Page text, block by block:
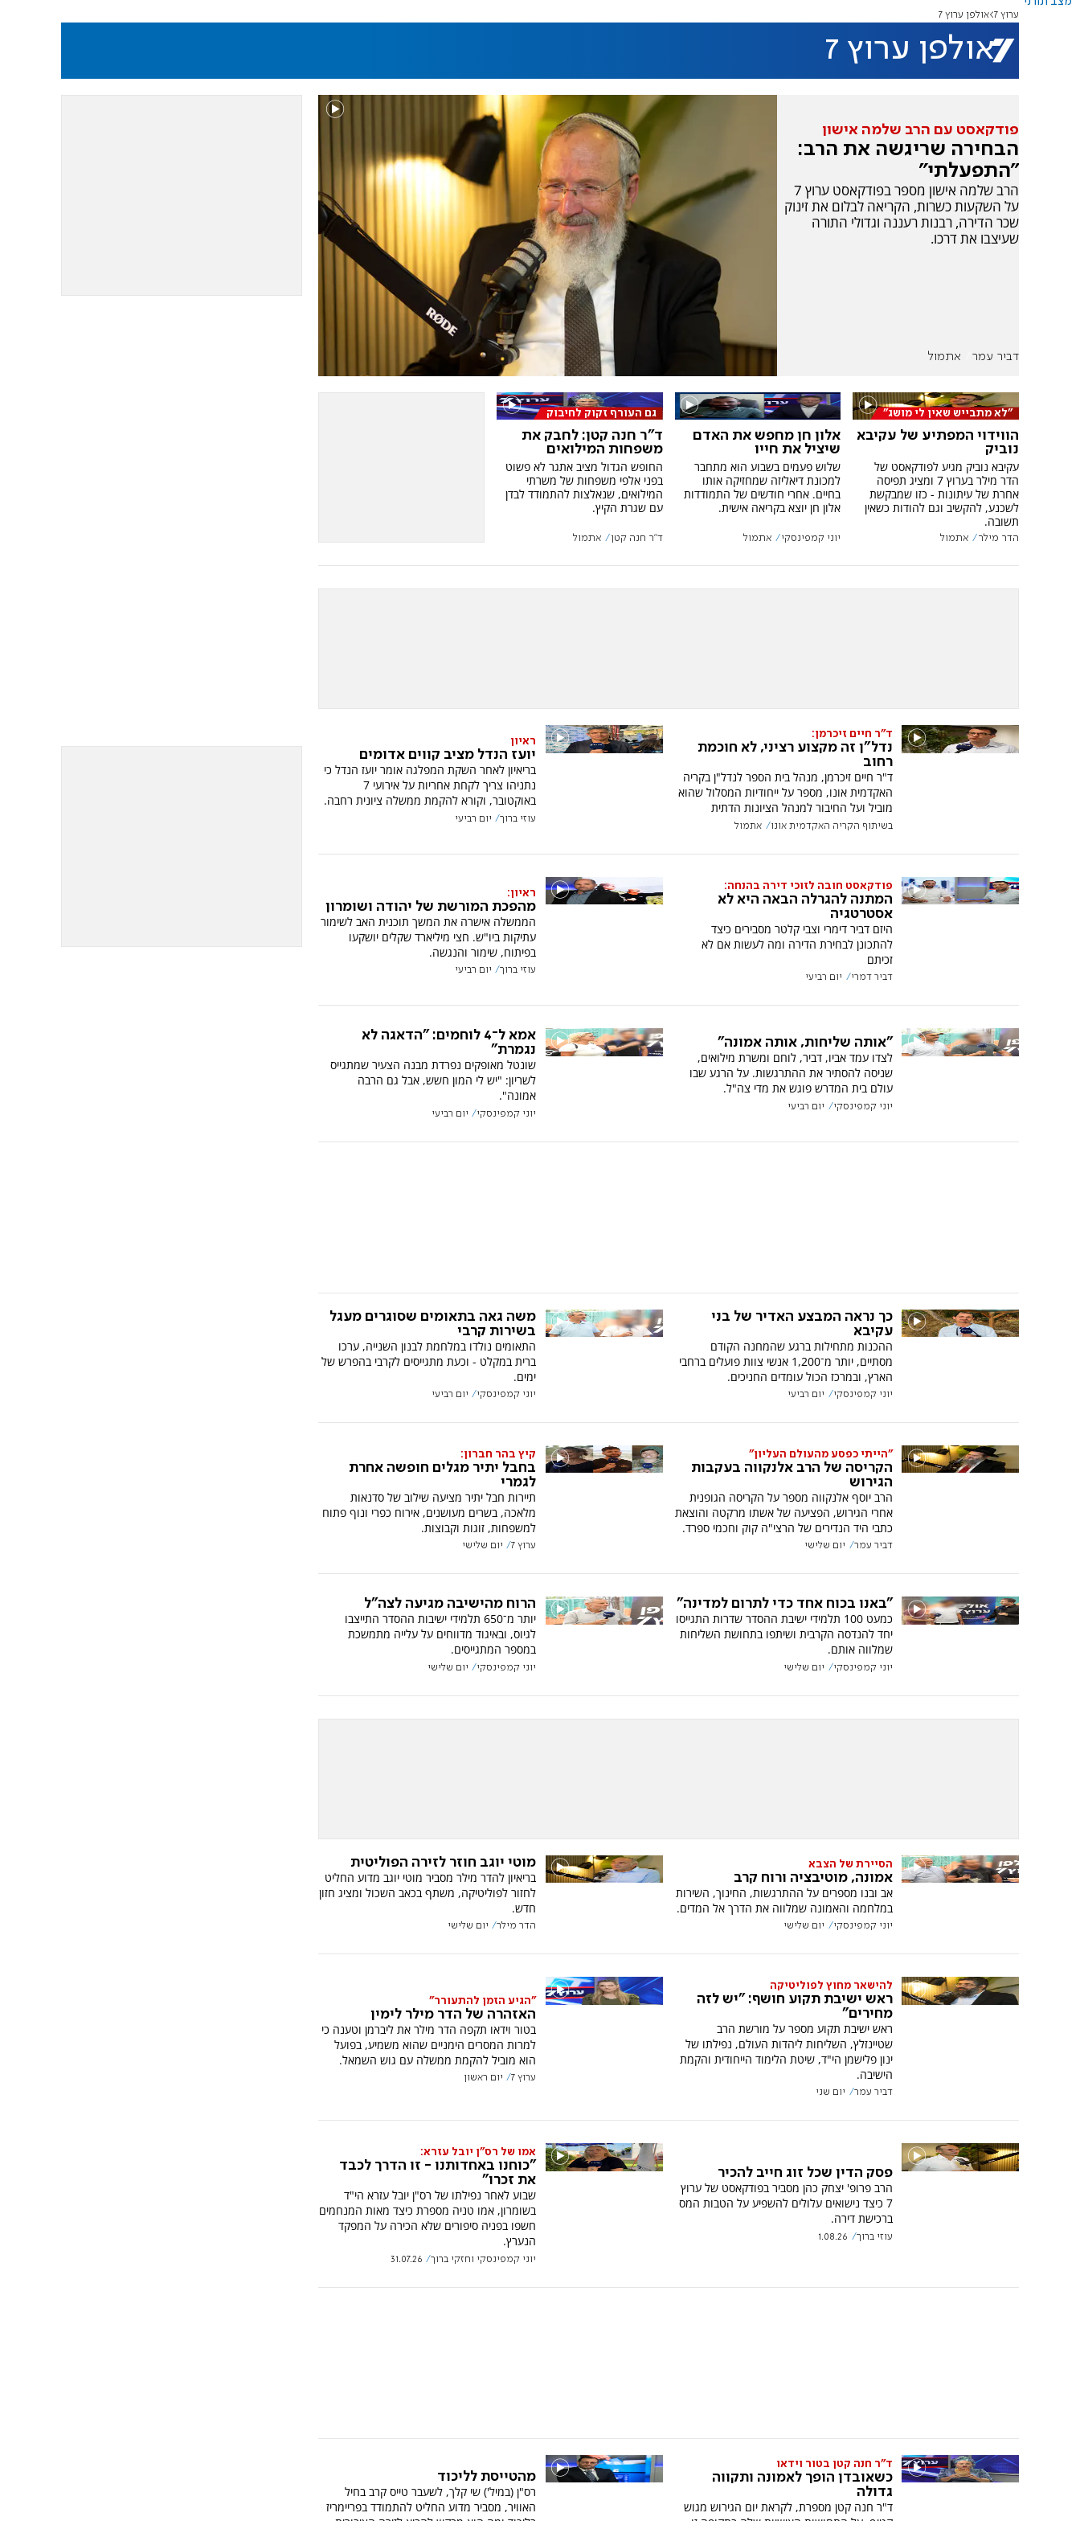
ערוץ 7 אולפן ערוץ 7
אולפן ערוץ 7
פודקאסט עם הרב שלמה אישון
הבחירה שריגשה את הרב:
"התפעלתי"
הרב שלמה אישון מספר בפודקאסט ערוץ 7
על השקעות כשרות, הקריאה לבלום את זינוק
שכר הדירה, רבנות רעננה וגדולי התורה
שעיצבו את דרכו.
דביר עמר אתמול
"לא מתבייש שאין לי מושג"
הווידוי המפתיע של עקיבא
נוביק
עקיבא נוביק מגיע לפודקאסט של
הדר מילר בערוץ 7 ומציג תפיסה
אחרת של עיתונות - כזו שמבקשת
לשכנע, להקשיב וגם להודות כשאין
תשובה.
הדר מילר אתמול
אלון חן מחפש את האדם
שיציל את חייו
שלוש פעמים בשבוע הוא מתחבר
למכונת דיאליזה שמחזיקה אותו
בחיים. אחרי חודשים של התמודדות
אלון חן יוצא בקריאה אישית.
יוני קמפינסקי אתמול
גם העורף זקוק לחיבוק
ד"ר חנה קטן: לחבק את
משפחות המילואים
החופש הגדול מציב אתגר לא פשוט
בפני אלפי משפחות של משרתי
המילואים, שנאלצות להתמודד לבדן
עם שגרת הקיץ.
ד"ר חנה קטן אתמול
ד"ר חיים זיכרמן:
נדל"ן זה מקצוע רציני, לא חוכמת
רחוב
ד"ר חיים זיכרמן, מנהל בית הספר לנדל"ן בקריה
האקדמית אונו, מספר על ייחודיות המסלול שהוא
מוביל ועל החיבור למנהל הציונות הדתית
בשיתוף הקריה האקדמית אונו אתמול
ראיון
יועז הנדל מציב קווים אדומים
בריאיון לאחר השקת המפלגה אומר יועז הנדל כי
נתניהו צריך לקחת אחריות על אירועי 7
באוקטובר, וקורא להקמת ממשלה ציונית רחבה.
עוזי ברוך יום רביעי
פודקאסט חובה לזוכי דירה בהנחה:
המתנה להגרלה הבאה היא לא
אסטרטגיה
היזם דביר דימרי וצבי קלטר מסבירים כיצד
להתכונן לבחירת הדירה ומה לעשות אם לא
זכיתם
דביר דמרי יום רביעי
ראיון:
מהפכת המורשת של יהודה ושומרון
הממשלה אישרה את המשך תוכנית האב לשימור
עתיקות ביו"ש. חצי מיליארד שקלים יושקעו
בפיתוח, שימור והנגשה.
עוזי ברוך יום רביעי
"אותה שליחות, אותה אמונה"
לצדו עמד אביו, דביר, לוחם ומשרת מילואים,
שניסה להסתיר את ההתרגשות. על הרגע שבו
עולם בית המדרש פוגש את מדי צה"ל.
יוני קמפינסקי יום רביעי
אמא ל־4 לוחמים: "הדאגה לא
נגמרת"
שונטל מאופקים נפרדת מבנה הצעיר שמתגייס
לשריון: "יש לי המון חשש, אבל גם הרבה
אמונה".
יוני קמפינסקי יום רביעי
כך נראה המבצע האדיר של בני
עקיבא
ההכנות מתחילות ברגע שהמחנה הקודם
מסתיים, יותר מ־1,200 אנשי צוות פועלים ברחבי
הארץ, ובמרכז הכול עומדים החניכים.
יוני קמפינסקי יום רביעי
משה גאה בתאומים שסוגרים מעגל
בשירות קרבי
התאומים נולדו במלחמת לבנון השנייה, ערכו
ברית במקלט - וכעת מתגייסים לקרבי בהפרש של
ימים.
יוני קמפינסקי יום רביעי
"הייתי כפסע מהעולם העליון"
הקריסה של הרב אלנקווה בעקבות
הגירוש
הרב יוסף אלנקווה מספר על הקריסה הגופנית
אחרי הגירוש, הפציעה של אשתו מרקטה והוצאת
כתבי היד הנדירים של הרצי"ה קוק וחכמי ספרד.
דביר עמר יום שלישי
קיץ בהר חברון:
בחבל יתיר מגלים חופשה אחרת
לגמרי
תיירות חבל יתיר מציעה שילוב של סדנאות
מלאכה, בשרים מעושנים, אירוח כפרי ונוף פתוח
למשפחות, זוגות וקבוצות.
ערוץ 7 יום שלישי
"באנו בכוח אחד כדי לתרום למדינה"
כמעט 100 תלמידי ישיבת ההסדר שדרות התגייסו
יחד להנדסה הקרבית ושיתפו בתחושת השליחות
שמלווה אותם.
יוני קמפינסקי יום שלישי
הרוח מהישיבה מגיעה לצה"ל
יותר מ־650 תלמידי ישיבות ההסדר התייצבו
לגיוס, ובאיגוד מדווחים על עלייה מתמשכת
במספר המתגייסים.
יוני קמפינסקי יום שלישי
הסיירת של הצבא
אמונה, מוטיבציה ורוח קרב
אב ובנו מספרים על ההתרגשות, החינוך, השירות
במלחמה והאמונה שמלווה את הדרך אל המדים.
יוני קמפינסקי יום שלישי
מוטי יוגב חוזר לזירה הפוליטית
בריאיון להדר מילר מסביר מוטי יוגב מדוע החליט
לחזור לפוליטיקה, משתף בכאב השכול ומציג חזון
חדש.
הדר מילר יום שלישי
להישאר מחוץ לפוליטיקה
ראש ישיבת תקוע חושף: "יש לזה
מחירים"
ראש ישיבת תקוע מספר על מורשת הרב
שטיינזלץ, השליחות ליהדות העולם, נפילתו של
ינון פלישמן הי"ד, שיטת הלימוד הייחודית והקמת
הישיבה.
דביר עמר יום שני
"הגיע הזמן להתעורר"
האזהרה של הדר מילר לימין
בטור וידאו תקפה הדר מילר את ליברמן וטענה כי
למרות המסרים הימניים שהוא משמיע, בפועל
הוא מוביל להקמת ממשלה עם גוש השמאל.
ערוץ 7 יום ראשון
פסק הדין שכל זוג חייב להכיר
הרב פרופ' יצחק כהן מסביר בפודקאסט של ערוץ
7 כיצד נישואים עלולים להשפיע על הטבות המס
ברכישת דירה.
עוזי ברוך 1.08.26
אמו של רס"ן יובל עזרא:
"כוחנו באחדותנו - זו הדרך לכבד
את זכרו"
שבוע לאחר נפילתו של רס"ן יובל עזרא הי"ד
בשומרון, אמו טניה מספרת כיצד מאות המנחמים
חשפו בפניה סיפורים שלא הכירה על המפקד
הנערץ.
יוני קמפינסקי וחזקי ברוך 31.07.26
ד"ר חנה קטן בטור וידאו
כשאובדן הופך לאמונה ותקווה
גדולה
ד"ר חנה קטן מספרת, לקראת יום הגירוש מגוש
מהטייסת לליכוד
רס"ן (במיל') שי קלך, לשעבר טייס קרב בחיל
האוויר, מסביר מדוע החליט להתמודד בפריימריז